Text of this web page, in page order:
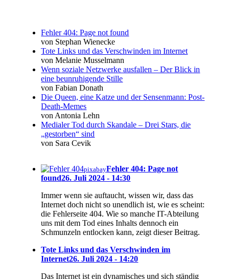
Fehler 404: Page not found
von Stephan Wienecke
Tote Links und das Verschwinden im Internet
von Melanie Musselmann
Wenn soziale Netzwerke ausfallen – Der Blick in
eine beunruhigende Stille
von Fabian Donath
Die Queen, eine Katze und der Sensenmann: Post-
Death-Memes
von Antonia Lehn
Medialer Tod durch Skandale – Drei Stars, die
„gestorben“ sind
von Sara Cevik
pixabayFehler 404: Page not
found26. Juli 2024 - 14:30
Immer wenn sie auftaucht, wissen wir, dass das
Internet doch nicht so unendlich ist, wie es scheint:
die Fehlerseite 404. Wie so manche IT-Abteilung
uns mit dem Tod eines Inhalts dennoch ein
Schmunzeln entlocken kann, zeigt dieser Beitrag.
Tote Links und das Verschwinden im
Internet26. Juli 2024 - 14:20
Das Internet ist ein dynamisches und sich ständig